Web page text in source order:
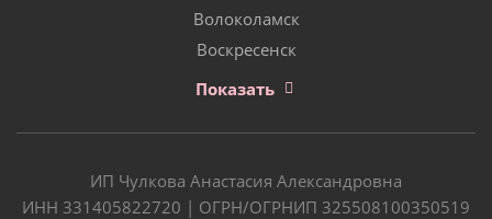
Волоколамск
Воскресенск
Показать
ИП Чулкова Анастасия Александровна
ИНН 331405822720 | ОГРН/ОГРНИП 325508100350519